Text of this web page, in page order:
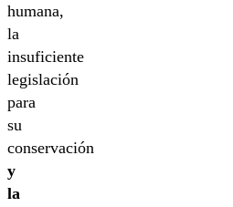
humana,
la
insuficiente
legislación
para
su
conservación
y
la